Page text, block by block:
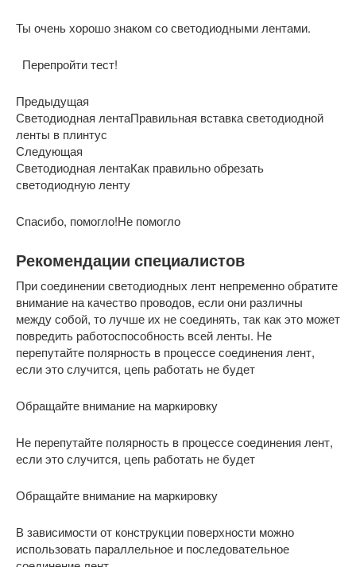
Ты очень хорошо знаком со светодиодными лентами.
Перепройти тест!
Предыдущая
Светодиодная лентаПравильная вставка светодиодной
ленты в плинтус
Следующая
Светодиодная лентаКак правильно обрезать
светодиодную ленту
Спасибо, помогло!Не помогло
Рекомендации специалистов
При соединении светодиодных лент непременно обратите
внимание на качество проводов, если они различны
между собой, то лучше их не соединять, так как это может
повредить работоспособность всей ленты. Не
перепутайте полярность в процессе соединения лент,
если это случится, цепь работать не будет
Обращайте внимание на маркировку
Не перепутайте полярность в процессе соединения лент,
если это случится, цепь работать не будет
Обращайте внимание на маркировку
В зависимости от конструкции поверхности можно
использовать параллельное и последовательное